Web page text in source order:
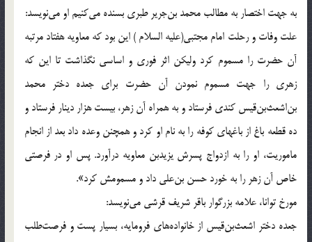
به جهت اختصار به مطالب محمد بن‌جرير طبرى بسنده مى‌كنيم او مى‌نويسد:
علت وفات و رحلت امام مجتبى(علیه السلام )‌ اين بود كه معاويه هفتاد مرتبه
آن حضرت را مسموم كرد وليكن اثر فورى و اساسى نگذاشت تا اين كه
زهرى را جهت مسموم نمودن آن حضرت براى جعده دختر محمد
بن‌اشعث‌بن‌قيس كندى فرستاد و به همراه آن زهر، بيست هزار دينار فرستاد و
ده قطعه باغ از باغهاى كوفه را به نام او كرد و همچنن وعده داد بعد از انجام
ماموريت، او را به ازدواج پسرش يزيدبن معاويه درآورد. پس او در فرصتى
خاص آن زهر را به خورد حسن بن‌على داد و مسمومش كرد».
مورخ توانا، علامه بزرگوار باقر شريف قرشى مى‌نويسد:
جعده دختر اشعث‌بن‌قيس از خانواده‌هاى فرومايه، بسيار پست و فرصت‌طلب